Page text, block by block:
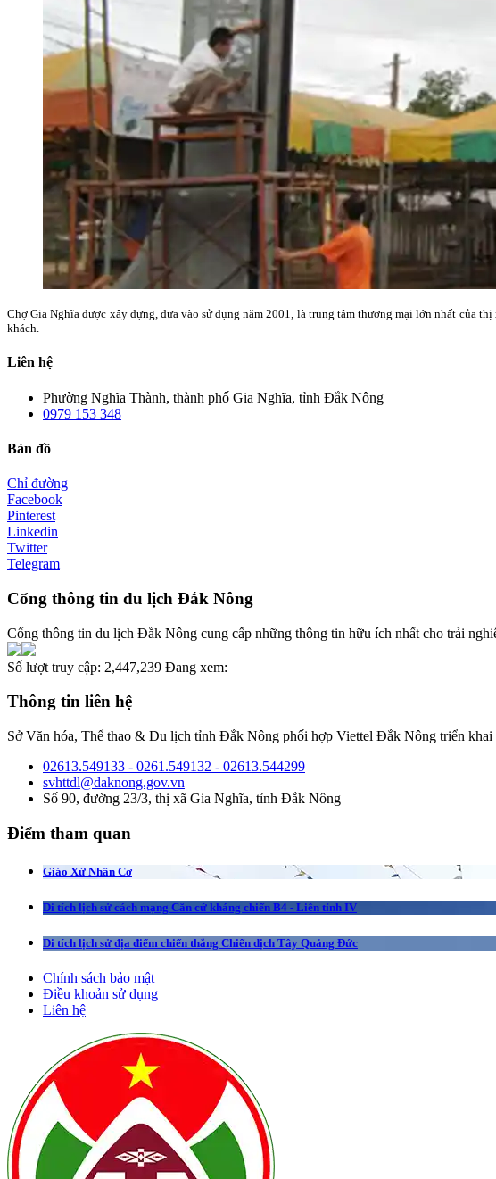
Chợ Gia Nghĩa được xây dựng, đưa vào sử dụng năm 2001, là trung tâm thương mại lớn nhất của
khách.
Liên hệ
Phường Nghĩa Thành, thành phố Gia Nghĩa, tỉnh Đắk Nông
0979 153 348
Bản đồ
Chỉ đường
Facebook
Pinterest
Linkedin
Twitter
Telegram
Cổng thông tin du lịch Đắk Nông
Cổng thông tin du lịch Đắk Nông cung cấp những thông tin hữu ích nhất cho trải
Số lượt truy cập: 2,447,239 Đang xem:
Thông tin liên hệ
Sở Văn hóa, Thể thao & Du lịch tỉnh Đắk Nông phối hợp Viettel Đắk Nông triển khai
02613.549133 - 0261.549132 - 02613.544299
svhttdl@daknong.gov.vn
Số 90, đường 23/3, thị xã Gia Nghĩa, tỉnh Đắk Nông
Điểm tham quan
Giáo Xứ Nhân Cơ
Di tích lịch sử cách mạng Căn cứ kháng chiến B4 - Liên tỉnh IV
Di tích lịch sử địa điểm chiến thắng Chiến dịch Tây Quảng Đức
Chính sách bảo mật
Điều khoản sử dụng
Liên hệ